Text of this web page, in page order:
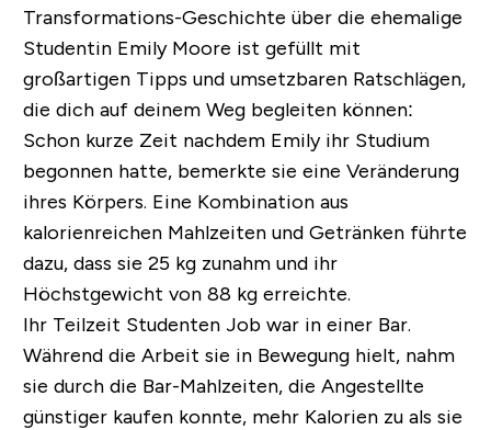
Transformations-Geschichte über die ehemalige
Studentin Emily Moore ist gefüllt mit
großartigen Tipps und umsetzbaren Ratschlägen,
die dich auf deinem Weg begleiten können:
Schon kurze Zeit nachdem Emily ihr Studium
begonnen hatte, bemerkte sie eine Veränderung
ihres Körpers. Eine Kombination aus
kalorienreichen Mahlzeiten und Getränken führte
dazu, dass sie 25 kg zunahm und ihr
Höchstgewicht von 88 kg erreichte.
Ihr Teilzeit Studenten Job war in einer Bar.
Während die Arbeit sie in Bewegung hielt, nahm
sie durch die Bar-Mahlzeiten, die Angestellte
günstiger kaufen konnte, mehr Kalorien zu als sie